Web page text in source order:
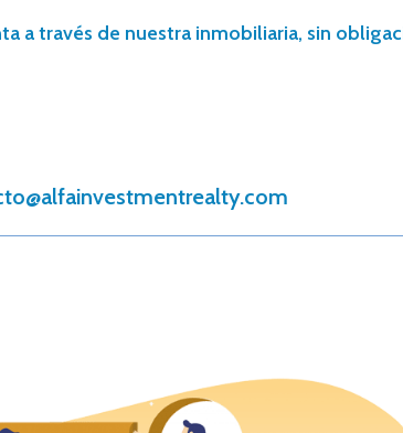
a través de nuestra inmobiliaria, sin